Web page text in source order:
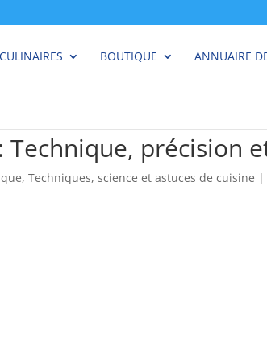
BOUTIQUE ANNUAIRE
précision
,Techniques, science et astuces de cuisine